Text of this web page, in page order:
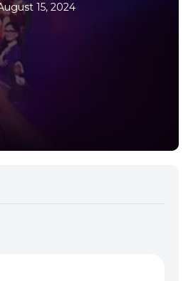
15, 2024